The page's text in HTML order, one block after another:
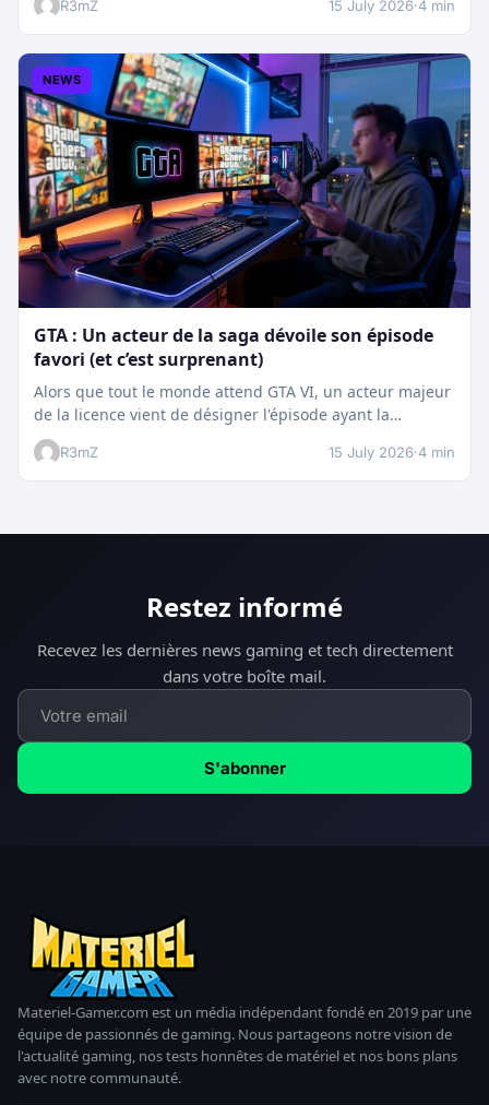
R3mZ 15 July 2026·4 min
NEWS
GTA : Un acteur de la saga dévoile son épisode
favori (et c’est surprenant)
Alors que tout le monde attend GTA VI, un acteur majeur
de la licence vient de désigner l'épisode ayant la…
R3mZ 15 July 2026·4 min
Restez informé
Recevez les dernières news gaming et tech directement
dans votre boîte mail.
S'abonner
Materiel-Gamer.com est un média indépendant fondé en 2019 par une
équipe de passionnés de gaming. Nous partageons notre vision de
l'actualité gaming, nos tests honnêtes de matériel et nos bons plans
avec notre communauté.